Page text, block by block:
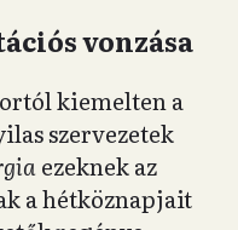
vonzása
kiemelten a
szervezetek
ezeknek az
a hétköznapjait